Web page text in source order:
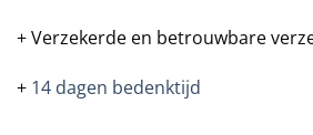
+ Verzekerde en betrouwbare
+ 14 dagen bedenktijd